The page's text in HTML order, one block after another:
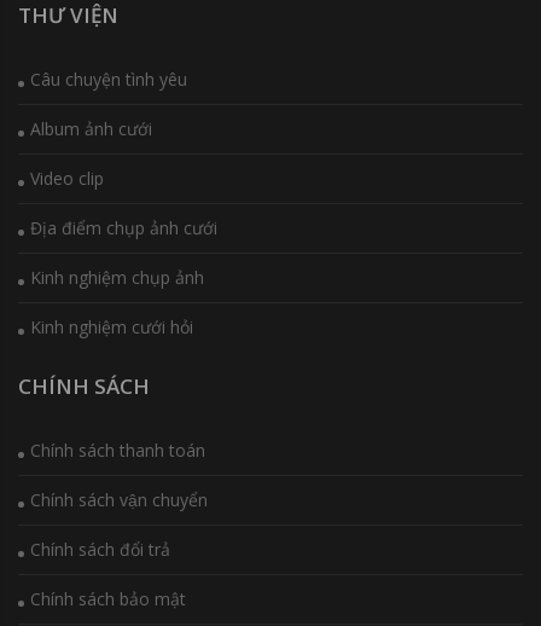
THƯ VIỆN
Câu chuyện tình yêu
Album ảnh cưới
Video clip
Địa điểm chụp ảnh cưới
Kinh nghiệm chụp ảnh
Kinh nghiệm cưới hỏi
CHÍNH SÁCH
Chính sách thanh toán
Chính sách vận chuyển
Chính sách đổi trả
Chính sách bảo mật